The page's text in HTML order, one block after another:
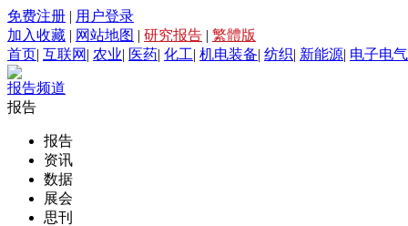
免费注册 | 用户登录
加入收藏 | 网站地图 | 研究报告 | 繁體版
首页| 互联网 | 农业| 医药| 化工| 机电装备| 纺织| 新能源| 电子电气
报告频道
报告
报告
资讯
数据
展会
思刊